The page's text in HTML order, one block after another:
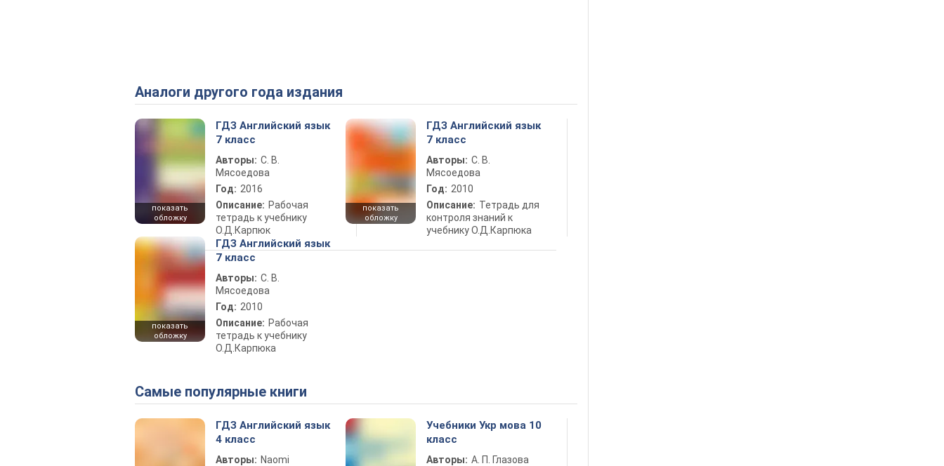
Аналоги другого года издания
показать
обложку
ГДЗ Английский язык
7 класс
Авторы: С. В.
Мясоедова
Год: 2016
Описание: Рабочая
тетрадь к учебнику
О.Д.Карпюк
показать
обложку
ГДЗ Английский язык
7 класс
Авторы: С. В.
Мясоедова
Год: 2010
Описание: Тетрадь для
контроля знаний к
учебнику О.Д.Карпюка
показать
обложку
ГДЗ Английский язык
7 класс
Авторы: С. В.
Мясоедова
Год: 2010
Описание: Рабочая
тетрадь к учебнику
О.Д.Карпюка
Самые популярные книги
ГДЗ Английский язык
4 класс
Авторы: Naomi
Учебники Укр мова 10
класс
Авторы: А. П. Глазова